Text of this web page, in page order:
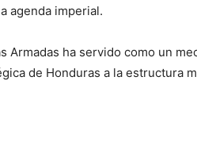
agenda imperial.
Armadas ha servido como un
de Honduras a la estructura